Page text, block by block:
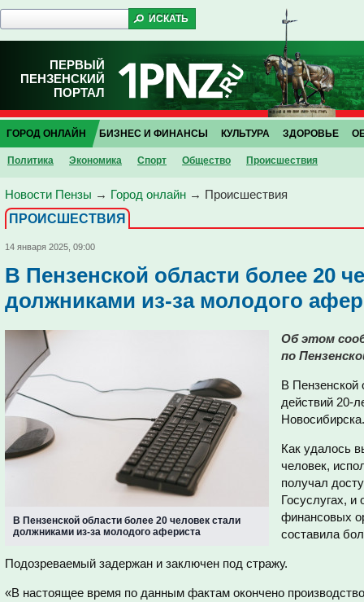
ПЕРВЫЙ
ПЕНЗЕНСКИЙ
ПОРТАЛ
ГОРОД ОНЛАЙН
Политика Экономика Спорт Общество Проиcшествия
БИЗНЕС И ФИНАНСЫ КУЛЬТУРА ЗДОРОВЬЕ
Новости Пензы → Город онлайн → Проиcшествия
ПРОИCШЕСТВИЯ
14 января 2025, 09:00
В Пензенской области более 20
должниками из-за молодого
В Пензенской области более 20 человек стали
должниками из-за молодого афериста
Об этом
по
В Пензенской
действий 20-
Новосибирска.
Как удалось
человек,
получал
Госуслугах,
финансовых
составила
Подозреваемый задержан и заключен под стражу.
«В настоящее время по данным фактам окончено